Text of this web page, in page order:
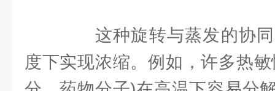
这种旋转与蒸发的协同
度下实现浓缩。例如，许多热